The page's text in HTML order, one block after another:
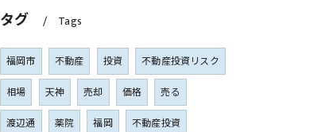
タグ Tags
福岡市 不動産 投資
不動産投資リスク
相場
天神 売却 価格
売る
渡辺通
薬院 福岡
不動産投資